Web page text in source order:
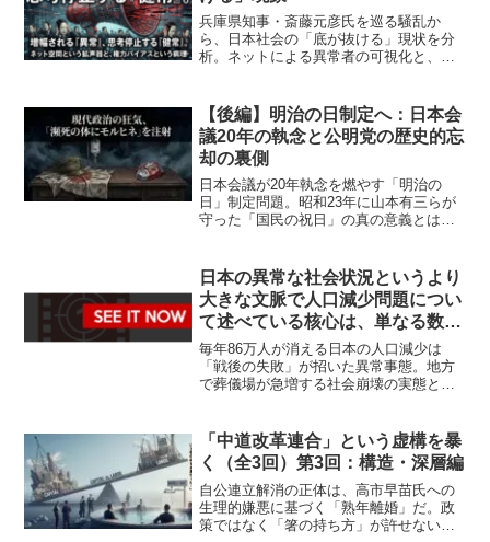
兵庫県知事・斎藤元彦氏を巡る騒乱か
ら、日本社会の「底が抜ける」現状を分
析。ネットによる異常者の可視化と、健
行政の末期的症状と再生への道筋を紐解
く衝撃の論考です。
【後編】明治の日制定へ：日本会
議20年の執念と公明党の歴史的忘
却の裏側
日本会議が20年執念を燃やす「明治の
日」制定問題。昭和23年に山本有三らが
守った「国民の祝日」の真の意義とは？
と、右翼パロディすら現実化する現代日
本の知性の劣化に迫る。
日本の異常な社会状況というより
大きな文脈で人口減少問題につい
て述べている核心は、単なる数字
の減少ではなく、戦後の社会構造
と失敗が80年後に表面化した「異
常事態」であるという点です。
毎年86万人が消える日本の人口減少は
「戦後の失敗」が招いた異常事態。地方
で葬儀場が急増する社会崩壊の実態と、
た、戦争から続く構造的欠陥の正体を暴
きます。
「中道改革連合」という虚構を暴
く（全3回）第3回：構造・深層編
自公連立解消の正体は、高市早苗氏への
生理的嫌悪に基づく「熟年離婚」だ。政
策ではなく「箸の持ち方」が許せない感